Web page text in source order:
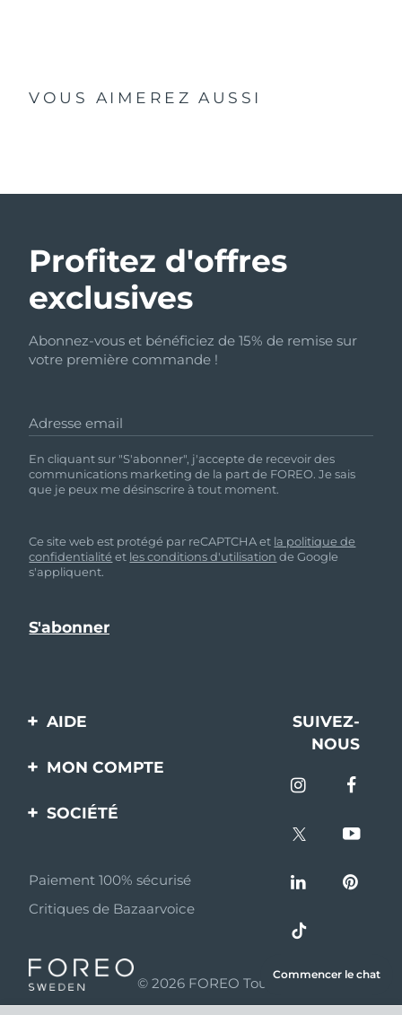
VOUS AIMEREZ AUSSI
Profitez d'offres
exclusives
Abonnez-vous et bénéficiez de 15% de remise sur
votre première commande !
Adresse email
En cliquant sur "S'abonner", j'accepte de recevoir des
communications marketing de la part de FOREO. Je sais
que je peux me désinscrire à tout moment.
Ce site web est protégé par reCAPTCHA et la politique de
confidentialité et les conditions d'utilisation de Google
s'appliquent.
AIDE
Contactez-nous
livraisons
Questions et réponses
Informations sur la
SUIVEZ-
NOUS
MON COMPTE
Enregistrement produit
SOCIÉTÉ
Programme d’affiliation
Nouvelles d'affiliation
Partenaires
distributeurs
Paiement 100% sécurisé
Critiques de Bazaarvoice
© 2026 FOREO Tous droits réservés
Commencer le chat